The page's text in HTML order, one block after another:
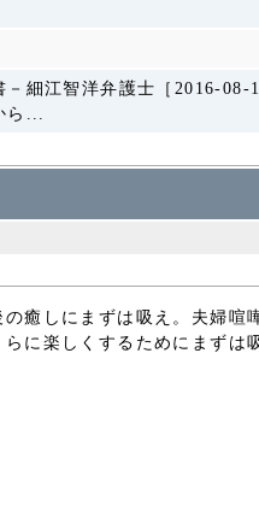
細江智洋弁護士［2016-08-
ら...
癒しにまずは吸え。夫婦喧
に楽しくするためにまずは